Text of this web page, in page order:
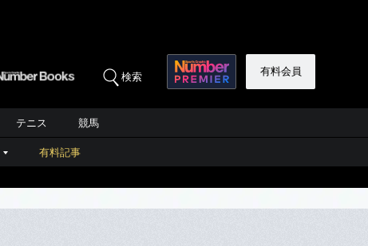
検索 有料会員
テニス 競馬
有料記事